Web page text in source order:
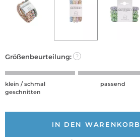
Größenbeurteilung: ?
klein / schmal
geschnitten
passend
IN DEN WARENKORB